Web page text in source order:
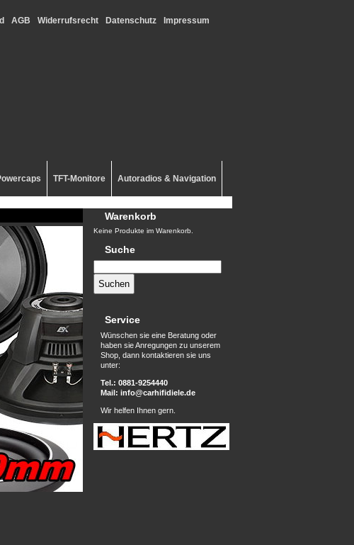
AGB Widerrufsrecht Datenschutz
Impressum
TFT-Monitore Autoradios & Navigation
Warenkorb
Keine Produkte im Warenkorb.
Suche
Service
Wünschen sie eine Beratung oder
haben sie Anregungen zu unserem
Shop, dann kontaktieren sie uns
unter:
Tel.: 0881-9254440
Mail: info@carhifidiele.de
Wir helfen Ihnen gern.